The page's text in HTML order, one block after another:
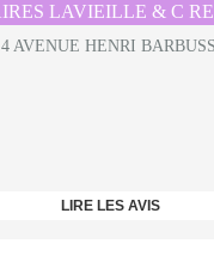
LAVIEILLE & C
4 AVENUE HENRI
LIRE LES AVIS